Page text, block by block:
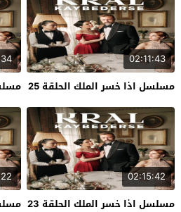
02:11:43
مسلسل اذا خسر الملك الحلقة 25
02:15:42
مسلسل اذا خسر الملك الحلقة 23